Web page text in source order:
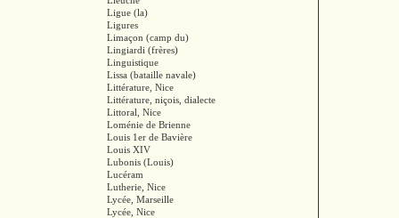
Ligue (la)
Ligures
Limaçon (camp du)
Lingiardi (frères)
Linguistique
Lissa (bataille navale)
Littérature, Nice
Littérature, niçois, dialecte
Littoral, Nice
Loménie de Brienne
Louis 1er de Bavière
Louis XIV
Lubonis (Louis)
Lucéram
Lutherie, Nice
Lycée, Marseille
Lycée, Nice